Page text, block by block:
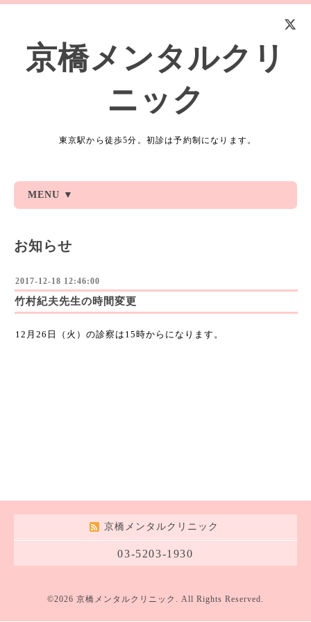
京橋メンタルクリ
ニック
東京駅から徒歩5分。初診は予約制になります。
MENU ▼
お知らせ
2017-12-18 12:46:00
竹村紀夫先生の時間変更
12月26日（火）の診察は15時からになります。
京橋メンタルクリニック
03-5203-1930
©2026 京橋メンタルクリニック . All Rights Reserved.